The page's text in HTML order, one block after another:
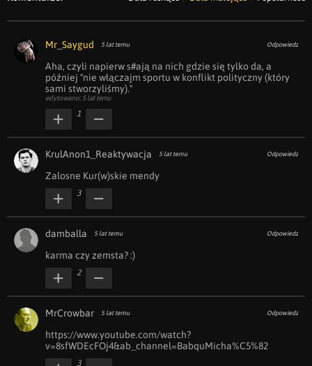
Mr_Saygud 5 lat temu Odpowiedz
Aha, czyli napierw s#ają na nich gdzie się tylko da, a
później "nie włączajm sportu w konflikt polityczny (który
sami stworzyliśmy)."
edytowano: 5 lat temu
1
KrulAnon1_Reaktywacja 5 lat temu Odpowiedz
Zalosne Kur(w)skie mendy
3
damballa 5 lat temu Odpowiedz
karma czy zemsta? :)
2
MrCrowbar 5 lat temu Odpowiedz
https://www.youtube.com/watch?
v=8sfWDEcFOj4&ab_channel=BabquMicha%C5%82
3